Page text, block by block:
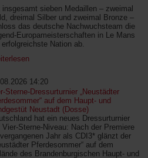
insgesamt sieben Medaillen – zweimal
dreimal Silber und zweimal Bronze –
das deutsche Nachwuchsteam die
Europameisterschaften in Le Mans
erfolgreichste Nation ab.
14:20
Sterne-Dressurturnier „Neustädter
auf dem Haupt- und
Neustadt (Dosse)
hat ein neues Dressurturnier
Vier-Sterne-Niveau: Nach der Premiere
Jahr als CDI3* glänzt der
Pferdesommer“ auf dem
des Brandenburgischen Haupt- und